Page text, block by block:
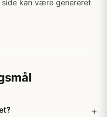
kan være genereret